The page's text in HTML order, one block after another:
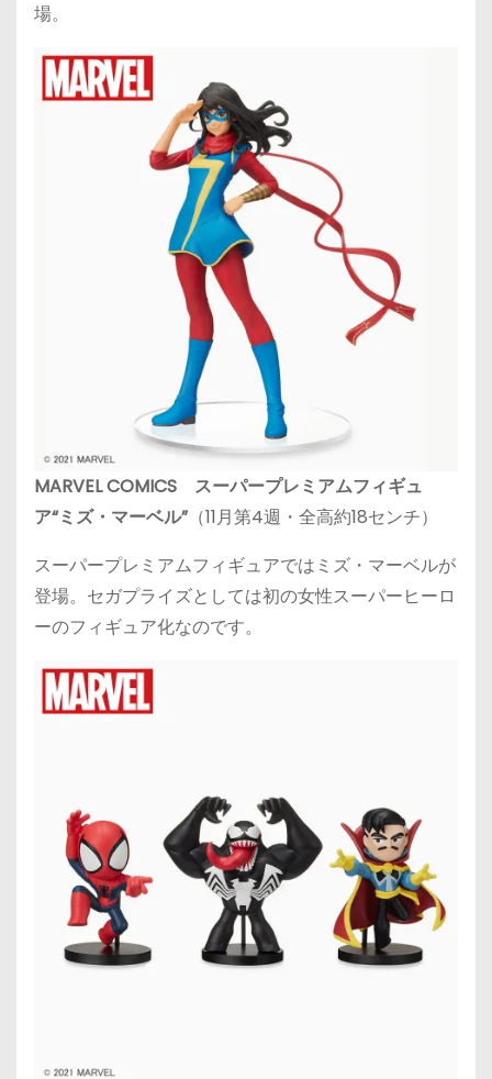
場。
MARVEL COMICS スーパープレミアムフィギュ
ア“ミズ・マーベル”（11月第4週・全高約18センチ）
スーパープレミアムフィギュアではミズ・マーベルが
登場。セガプライズとしては初の女性スーパーヒーロ
ーのフィギュア化なのです。